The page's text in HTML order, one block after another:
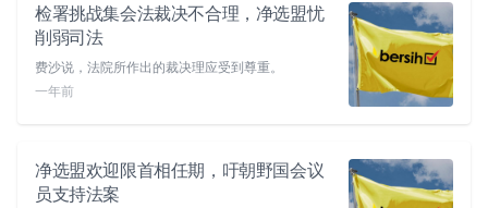
检署挑战集会法裁决不合理，净选盟忧
削弱司法
费沙说，法院所作出的裁决理应受到尊重。
一年前
净选盟欢迎限首相任期，吁朝野国会议
员支持法案